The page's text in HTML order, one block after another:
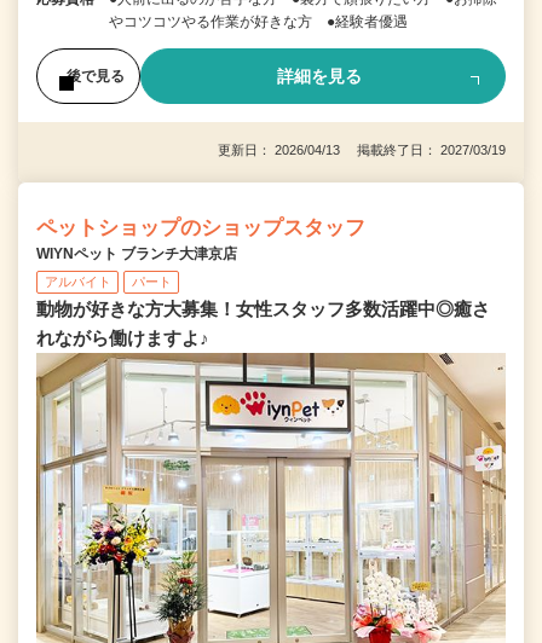
やコツコツやる作業が好きな方 ●経験者優遇
後で見る 詳細を見る
更新日： 2026/04/13 掲載終了日： 2027/03/19
ペットショップのショップスタッフ
WIYNペット ブランチ大津京店
アルバイト パート
動物が好きな方大募集！女性スタッフ多数活躍中◎癒さ
れながら働けますよ♪